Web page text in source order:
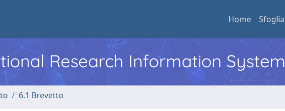
Home Sfoglia
Research Information System
6.1 Brevetto